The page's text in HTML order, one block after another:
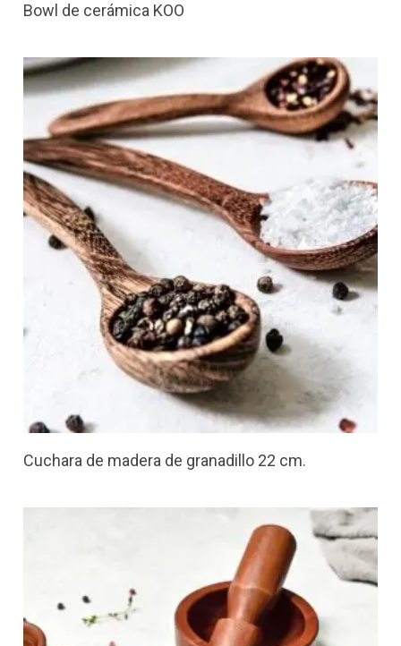
Bowl de cerámica KOO
Cuchara de madera de granadillo 22 cm.